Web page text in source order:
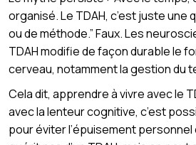
organisé. Le TDAH, c’est juste une
ou de méthode.” Faux. Les
TDAH modifie de façon durable le
cerveau, notamment la gestion du
Cela dit, apprendre à vivre avec le
avec la lenteur cognitive, c’est
pour éviter l’épuisement personnel